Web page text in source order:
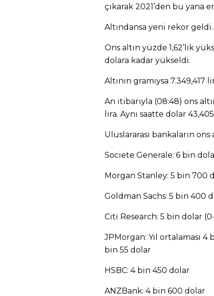
çıkarak 2021’den bu yana
Altındansa yeni rekor geldi.
Ons altın yüzde 1,62’lik
dolara kadar yükseldi.
Altının gramıysa 7.349,417
An itibarıyla (08:48) ons
lira. Aynı saatte dolar
Uluslararası bankaların
Societe Generale: 6 bin
Morgan Stanley: 5 bin 700
Goldman Sachs: 5 bin 400
Citi Research: 5 bin dolar
JPMorgan: Yıl ortalaması
bin 55 dolar
HSBC: 4 bin 450 dolar
ANZBank: 4 bin 600 dolar